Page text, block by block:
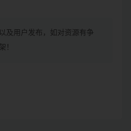
及用户发布，如对资源有争
！